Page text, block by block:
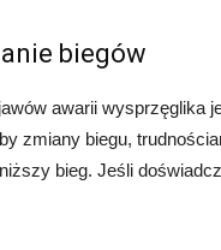
biegów
awarii wysprzęglika
zmiany biegu,
bieg. Jeśli